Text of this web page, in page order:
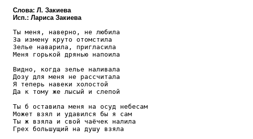
Слова: Л. Закиева
Исп.: Лариса Закиева
Ты меня, наверно, не любила
За измену круто отомстила
Зелье наварила, пригласила
Меня горькой дрянью напоила
Видно, когда зелье наливала
Дозу для меня не рассчитала
Я теперь навеки холостой
Да к тому же лысый и слепой
Ты б оставила меня на осуд небесам
Может взял и удавился бы я сам
Ты ж взяла и свой чаёчек налила
Грех большущий на душу взяла